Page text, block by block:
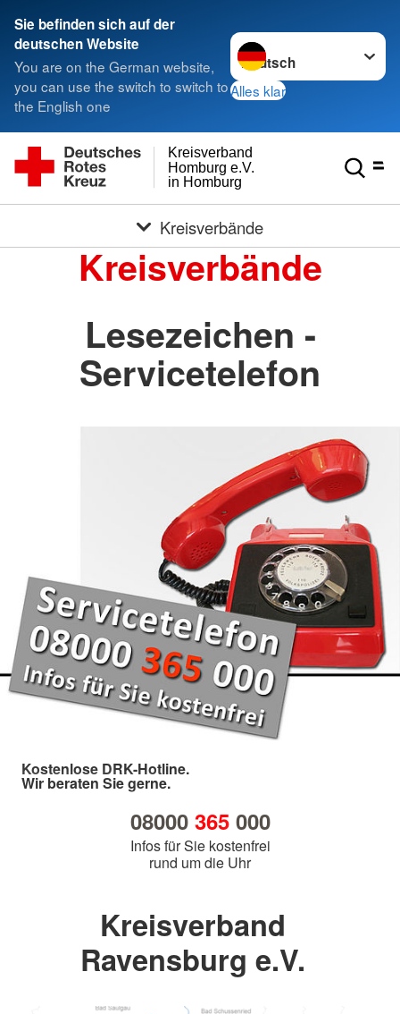
Sie befinden sich auf der
deutschen Website
You are on the German website,
you can use the switch to switch to
the English one
Sprache wechseln zu
Alles klar
in Homburg
Homburg e.V.
Kreisverband
Kreisverbände
Kreisverbände
Lesezeichen -
Servicetelefon
Kostenlose DRK-Hotline.
Wir beraten Sie gerne.
08000 365000
Infos für Sie kostenfrei
rund um die Uhr
Kreisverband
Ravensburg e.V.